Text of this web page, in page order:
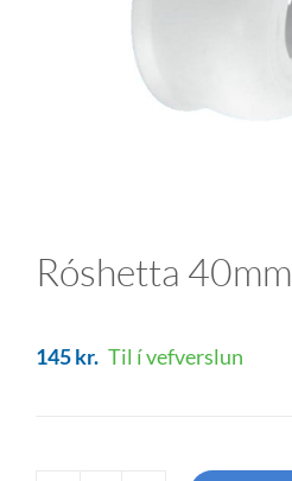
Róshetta 40mm
145kr. Til í vefverslun